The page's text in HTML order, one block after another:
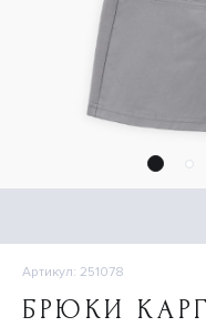
Артикул: 251078
БРЮКИ